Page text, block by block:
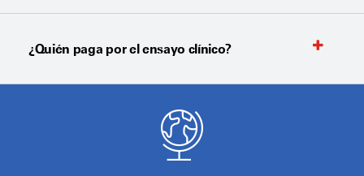
¿Quién paga por el ensayo clínico?